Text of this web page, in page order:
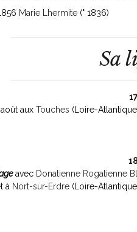
Marie Lhermite (° 1836)
Sa
aux Touches (Loire-
avec Donatienne Rogatienne
à Nort-sur-Erdre (Loire-